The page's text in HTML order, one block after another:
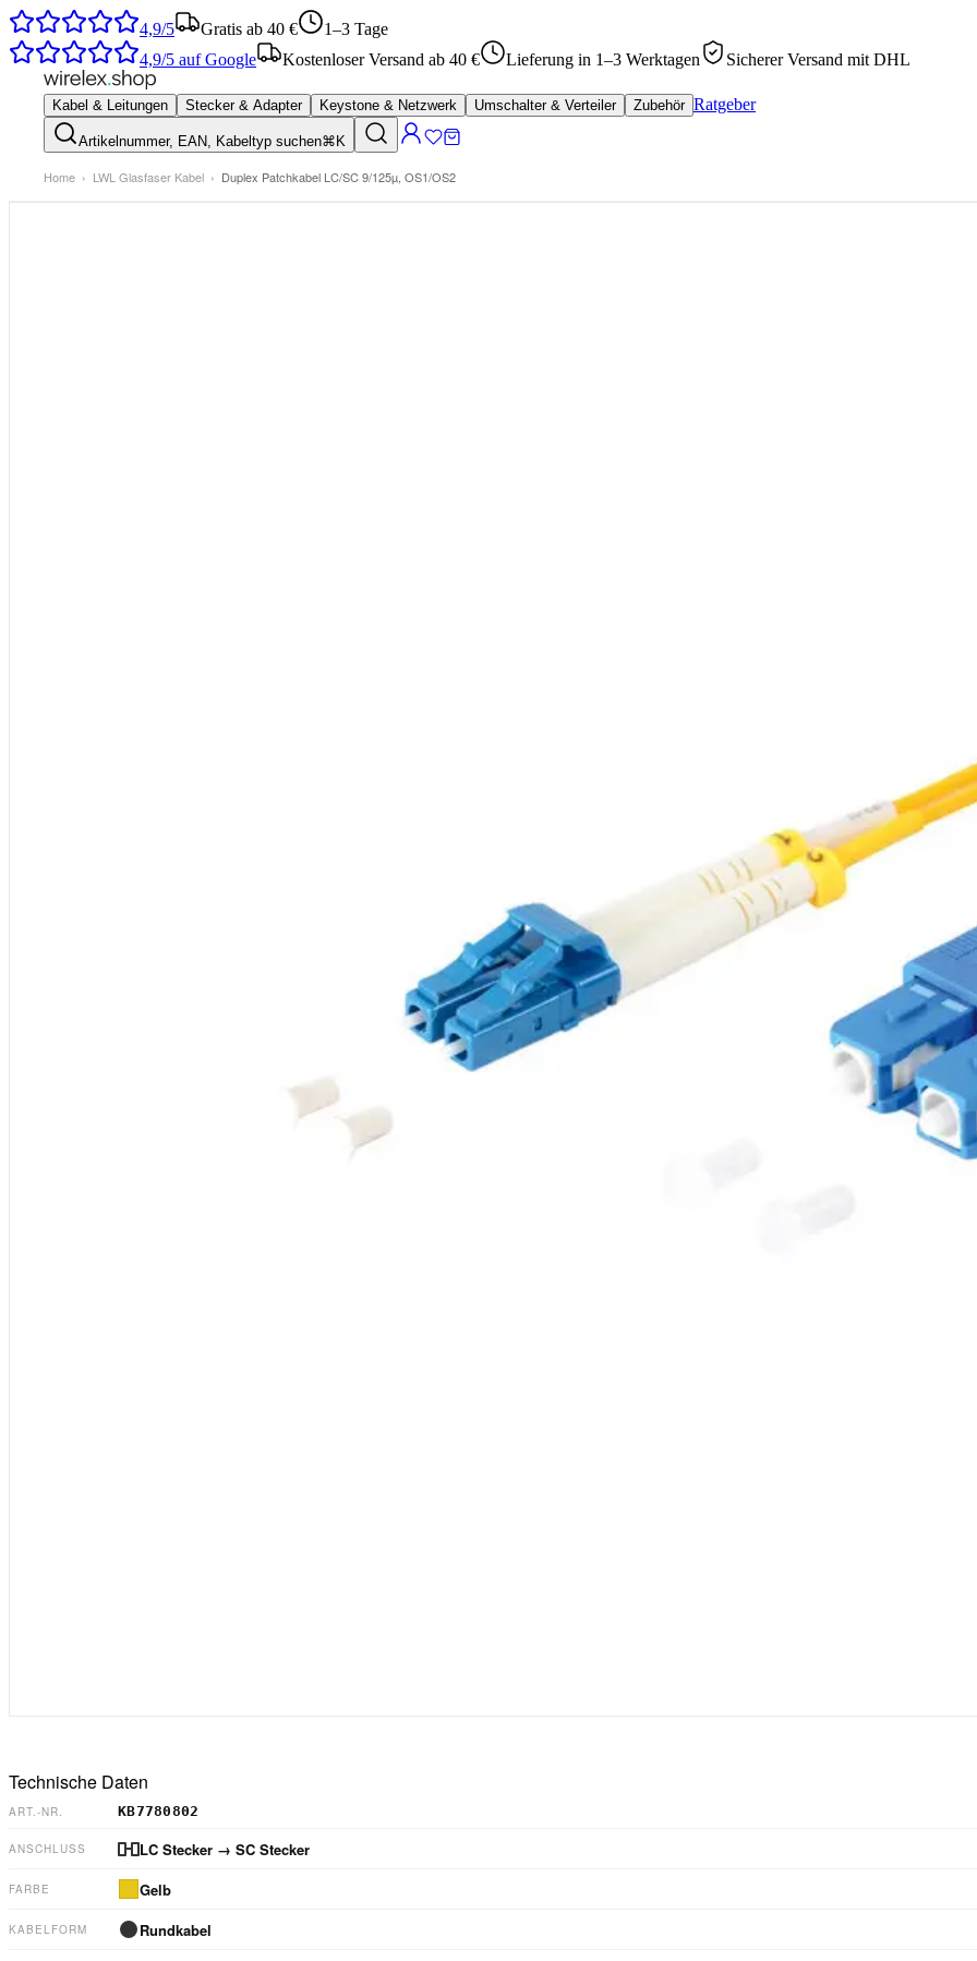
4,9/5 Gratis ab 40 €
1–3 Tage
4,9/5 auf Google Kostenloser Versand ab 40 € Lieferung in 1–3 Werktagen Sicherer Versand mit DHL
Kabel & Leitungen Stecker & Adapter Keystone & Netzwerk Umschalter & Verteiler Zubehör Ratgeber
Artikelnummer, EAN, Kabeltyp suchen⌘K
Home › LWL Glasfaser Kabel › Duplex Patchkabel LC/SC 9/125µ, OS1/OS2
Technische Daten
ART.-NR. KB7780802
ANSCHLUSS LC Stecker → SC Stecker
FARBE Gelb
KABELFORM Rundkabel